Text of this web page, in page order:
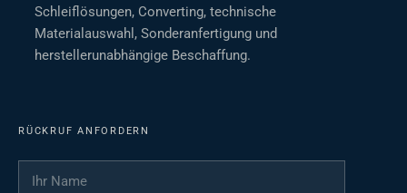
Schleiflösungen, Converting, technische
Materialauswahl, Sonderanfertigung und
herstellerunabhängige Beschaffung.
RÜCKRUF ANFORDERN
Ihr Name